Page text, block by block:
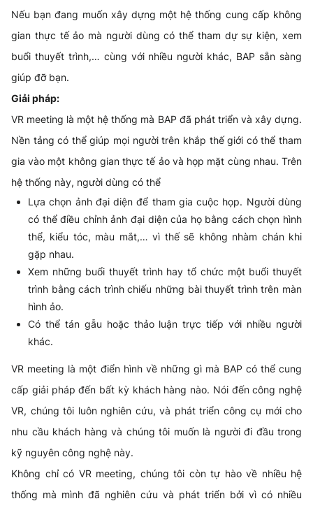
Nếu bạn đang muốn xây dựng một hệ thống cung cấp không
gian thực tế ảo mà người dùng có thể tham dự sự kiện, xem
buổi thuyết trình,… cùng với nhiều người khác, BAP sẵn sàng
giúp đỡ bạn.
Giải pháp:
VR meeting là một hệ thống mà BAP đã phát triển và xây dựng.
Nền tảng có thể giúp mọi người trên khắp thế giới có thể tham
gia vào một không gian thực tế ảo và họp mặt cùng nhau. Trên
hệ thống này, người dùng có thể
Lựa chọn ảnh đại diện để tham gia cuộc họp. Người dùng
có thể điều chỉnh ảnh đại diện của họ bằng cách chọn hình
thể, kiểu tóc, màu mắt,… vì thế sẽ không nhàm chán khi
gặp nhau.
Xem những buổi thuyết trình hay tổ chức một buổi thuyết
trình bằng cách trình chiếu những bài thuyết trình trên màn
hình ảo.
Có thể tán gẫu hoặc thảo luận trực tiếp với nhiều người
khác.
VR meeting là một điển hình về những gì mà BAP có thể cung
cấp giải pháp đến bất kỳ khách hàng nào. Nói đến công nghệ
VR, chúng tôi luôn nghiên cứu, và phát triển công cụ mới cho
nhu cầu khách hàng và chúng tôi muốn là người đi đầu trong
kỹ nguyên công nghệ này.
Không chỉ có VR meeting, chúng tôi còn tự hào về nhiều hệ
thống mà mình đã nghiên cứu và phát triển bởi vì có nhiều